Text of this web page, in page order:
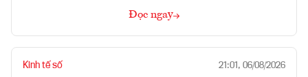
Đọc ngay
Kinh tế số 21:01, 06/08/2026